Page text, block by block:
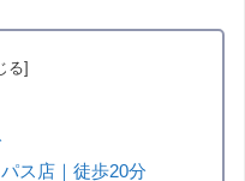
ス店｜徒歩20分